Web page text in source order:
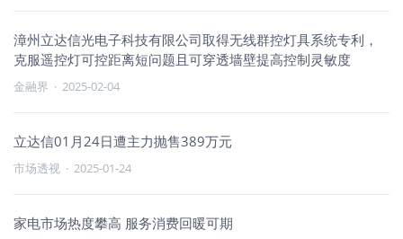
漳州立达信光电子科技有限公司取得无线群控灯具系统专利，
克服遥控灯可控距离短问题且可穿透墙壁提高控制灵敏度
金融界 · 2025-02-04
立达信01月24日遭主力抛售389万元
市场透视 · 2025-01-24
家电市场热度攀高 服务消费回暖可期